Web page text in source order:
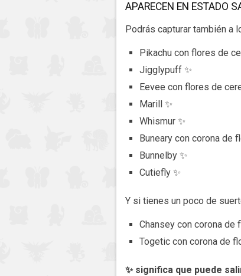
APARECEN EN ESTADO
Podrás capturar también a
Pikachu con flores de
Jigglypuff ✨
Eevee con flores de
Marill ✨
Whismur ✨
Buneary con corona de
Bunnelby ✨
Cutiefly ✨
Y si tienes un poco de
Chansey con corona de
Togetic con corona de
✨ significa que puede